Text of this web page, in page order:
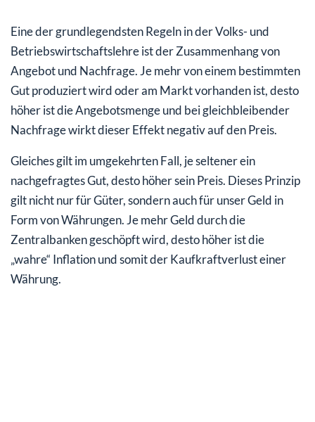
reduziert sich kontinuierlich!
92% aller Bitcoin sind bereits geschöpft
Blockchain-Technologie und Tokenisierung werden neue
digitale Welten schaffen!
Eine der grundlegendsten Regeln in der Volks- und
Betriebswirtschaftslehre ist der Zusammenhang von
Angebot und Nachfrage. Je mehr von einem bestimmten
Gut produziert wird oder am Markt vorhanden ist, desto
höher ist die Angebotsmenge und bei gleichbleibender
Nachfrage wirkt dieser Effekt negativ auf den Preis.
Gleiches gilt im umgekehrten Fall, je seltener ein
nachgefragtes Gut, desto höher sein Preis. Dieses Prinzip
gilt nicht nur für Güter, sondern auch für unser Geld in
Form von Währungen. Je mehr Geld durch die
Zentralbanken geschöpft wird, desto höher ist die
„wahre“ Inflation und somit der Kaufkraftverlust einer
Währung.